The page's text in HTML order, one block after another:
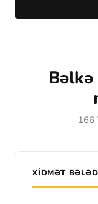
166
XIDMƏT